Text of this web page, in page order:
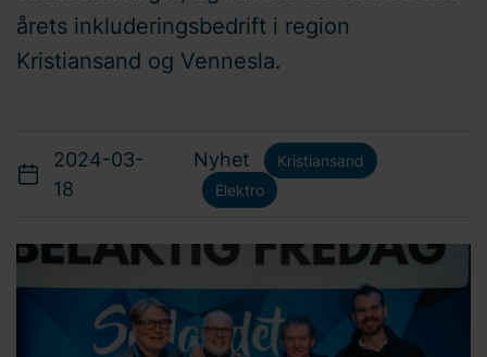
årets inkluderingsbedrift i region
Kristiansand og Vennesla.
2024-03-
18
Nyhet
Kristiansand
Elektro